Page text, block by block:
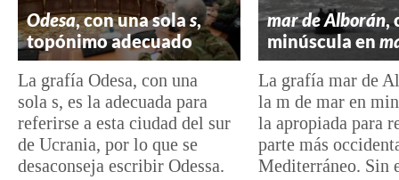
Odesa, con una solas,
topónimo adecuado
La grafía Odesa, con una
sola s, es la adecuada para
referirse a esta ciudad del sur
de Ucrania, por lo que se
desaconseja escribir Odessa.
mar de Alborán,
minúscula en
La grafía mar de
la m de mar en
la apropiada para
parte más
Mediterráneo. Sin